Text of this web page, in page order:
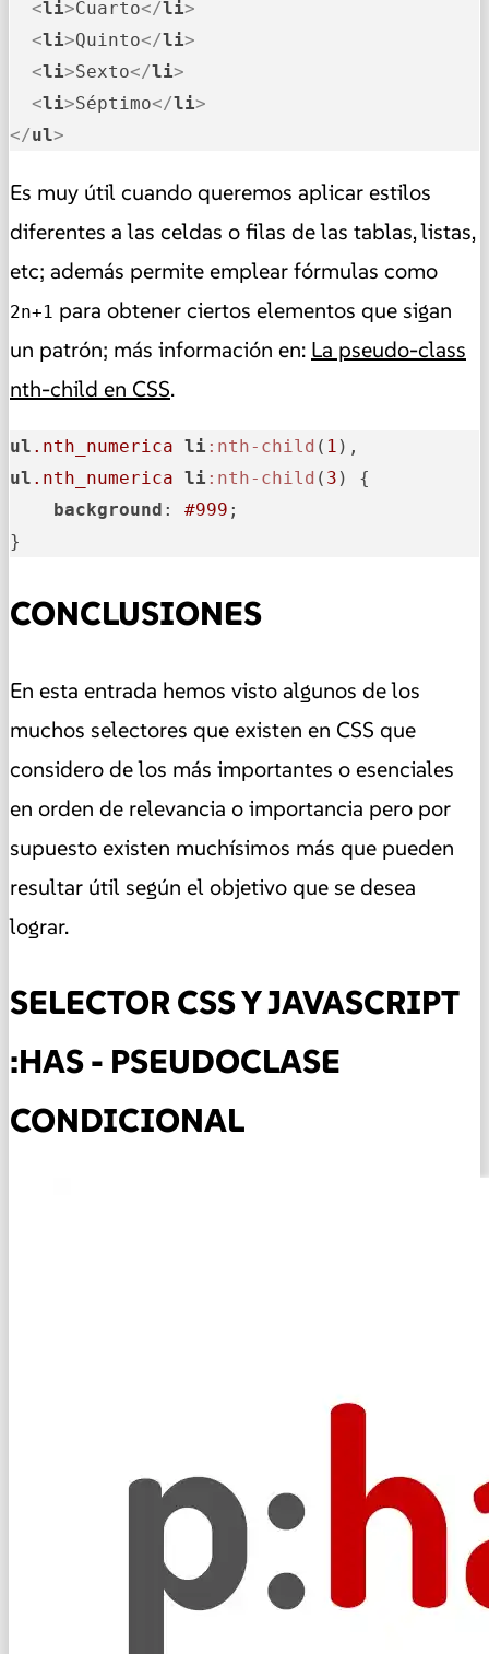
<li>Cuarto</li>
<li>Quinto</li>
<li>Sexto</li>
<li>Séptimo</li>
</ul>
Es muy útil cuando queremos aplicar estilos
diferentes a las celdas o filas de las tablas, listas,
etc; además permite emplear fórmulas como
2n+1 para obtener ciertos elementos que sigan
un patrón; más información en: La pseudo-class
nth-child en CSS.
ul .nth_numerica li :nth-child ( 1
ul .nth_numerica li :nth-child ( 3 ) {
background : #999 ;
}
CONCLUSIONES
En esta entrada hemos visto algunos de los
muchos selectores que existen en CSS que
considero de los más importantes o esenciales
en orden de relevancia o importancia pero por
supuesto existen muchísimos más que pueden
resultar útil según el objetivo que se desea
lograr.
SELECTOR CSS Y JAVASCRIPT
:HAS - PSEUDOCLASE
CONDICIONAL